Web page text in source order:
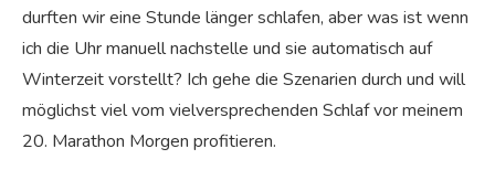
durften wir eine Stunde länger schlafen, aber was ist wenn
ich die Uhr manuell nachstelle und sie automatisch auf
Winterzeit vorstellt? Ich gehe die Szenarien durch und will
möglichst viel vom vielversprechenden Schlaf vor meinem
20. Marathon Morgen profitieren.